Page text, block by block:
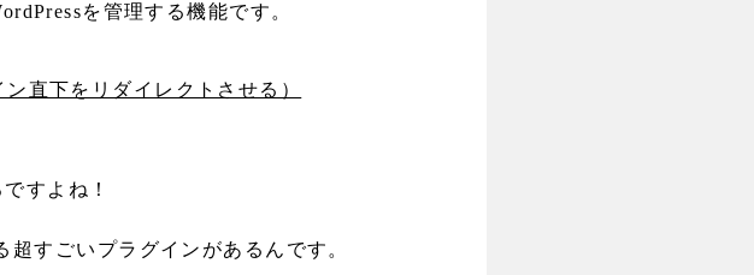
を管理する機能です。
直下をリダイレクトさせる）
すよね！
超すごいプラグインがあるんです。